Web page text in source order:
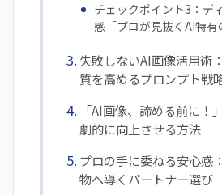
チェックポイント3：デ
感「プロが見抜くAI特有
失敗しないAI画像活用術
質を高めるプロンプト戦
「AI画像、諦める前に！
劇的に向上させる方法
プロの手に委ねる安心感
物へ導くパートナー選び